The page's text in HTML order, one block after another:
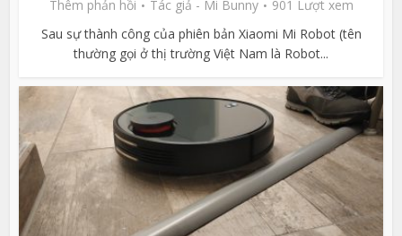
Thêm phản hồi Tác giả - Mi Bunny
901 Lượt xem
Sau sự thành công của phiên bản Xiaomi Mi Robot (tên
thường gọi ở thị trường Việt Nam là Robot...